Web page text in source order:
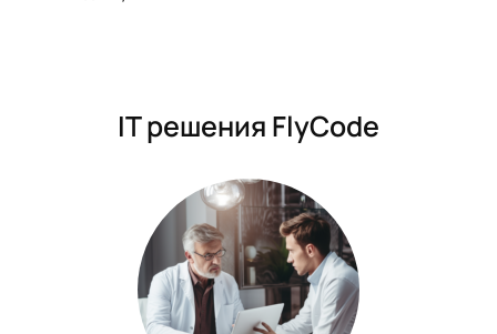
IT решения FlyCode